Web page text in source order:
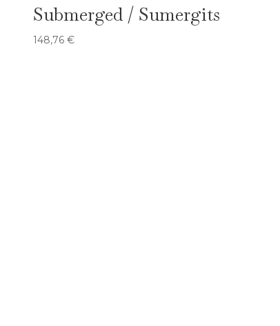
Submerged / Sumergits
148,76 €